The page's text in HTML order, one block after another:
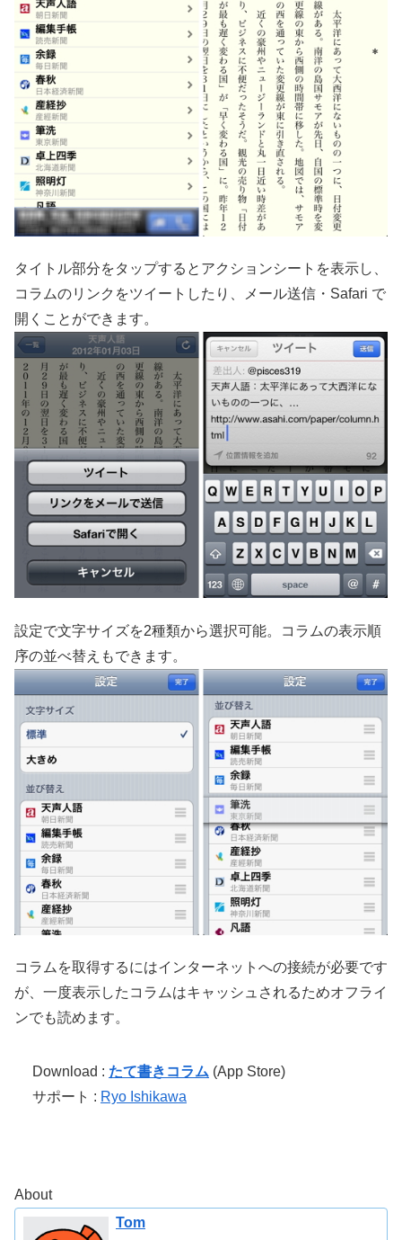
タイトル部分をタップするとアクションシートを表示し、
コラムのリンクをツイートしたり、メール送信・Safari で
開くことができます。
設定で文字サイズを2種類から選択可能。コラムの表示順
序の並べ替えもできます。
コラムを取得するにはインターネットへの接続が必要です
が、一度表示したコラムはキャッシュされるためオフライ
ンでも読めます。
Download : たて書きコラム (App Store)
サポート : Ryo Ishikawa
About
Tom